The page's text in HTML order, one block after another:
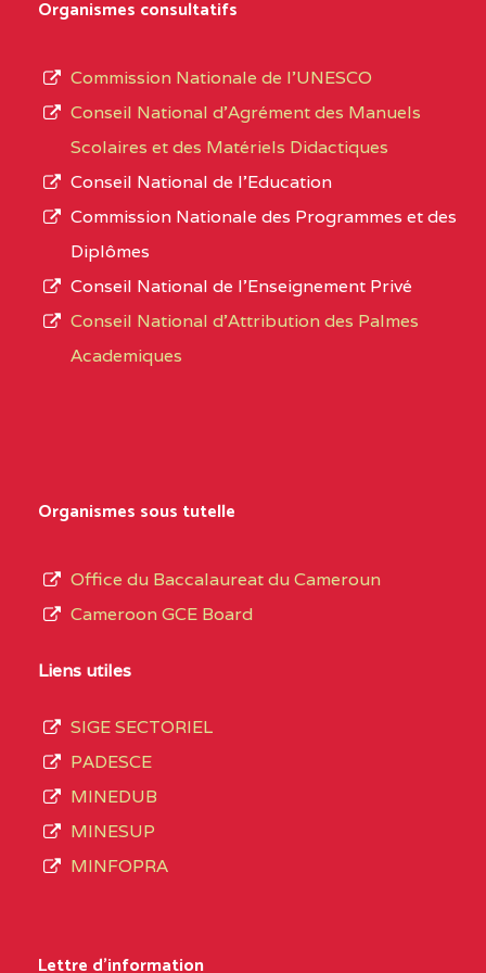
PROFESSIONNEL
(CEGEP) STE FOI BP
:4740 YAOUNDE
CENTRE
COLLEGE PANAFRICAIN
DE L'EXCELLENCE BP
CENTRE
COLLEGE PRIVE
CENTRE
COLLEGE PRIVE LAIC
SAINT MICHEL
CENTRE
CENTRE
type
L’offre
d’éducation
de
du
de
septembre
2020
compte
3408
Organismes consultatifs
Commission Nationale de l’UNESCO
Conseil National d’Agrément des Manuels
Scolaires et des Matériels Didactiques
Conseil National de l’Education
Commission Nationale des Programmes et des
Diplômes
Conseil National de l’Enseignement Privé
Conseil National d'Attribution des Palmes
Academiques
Organismes sous tutelle
Office du Baccalaureat du Cameroun
Cameroon GCE Board
Liens utiles
SIGE SECTORIEL
PADESCE
MINEDUB
MINESUP
MINFOPRA
Lettre d'information